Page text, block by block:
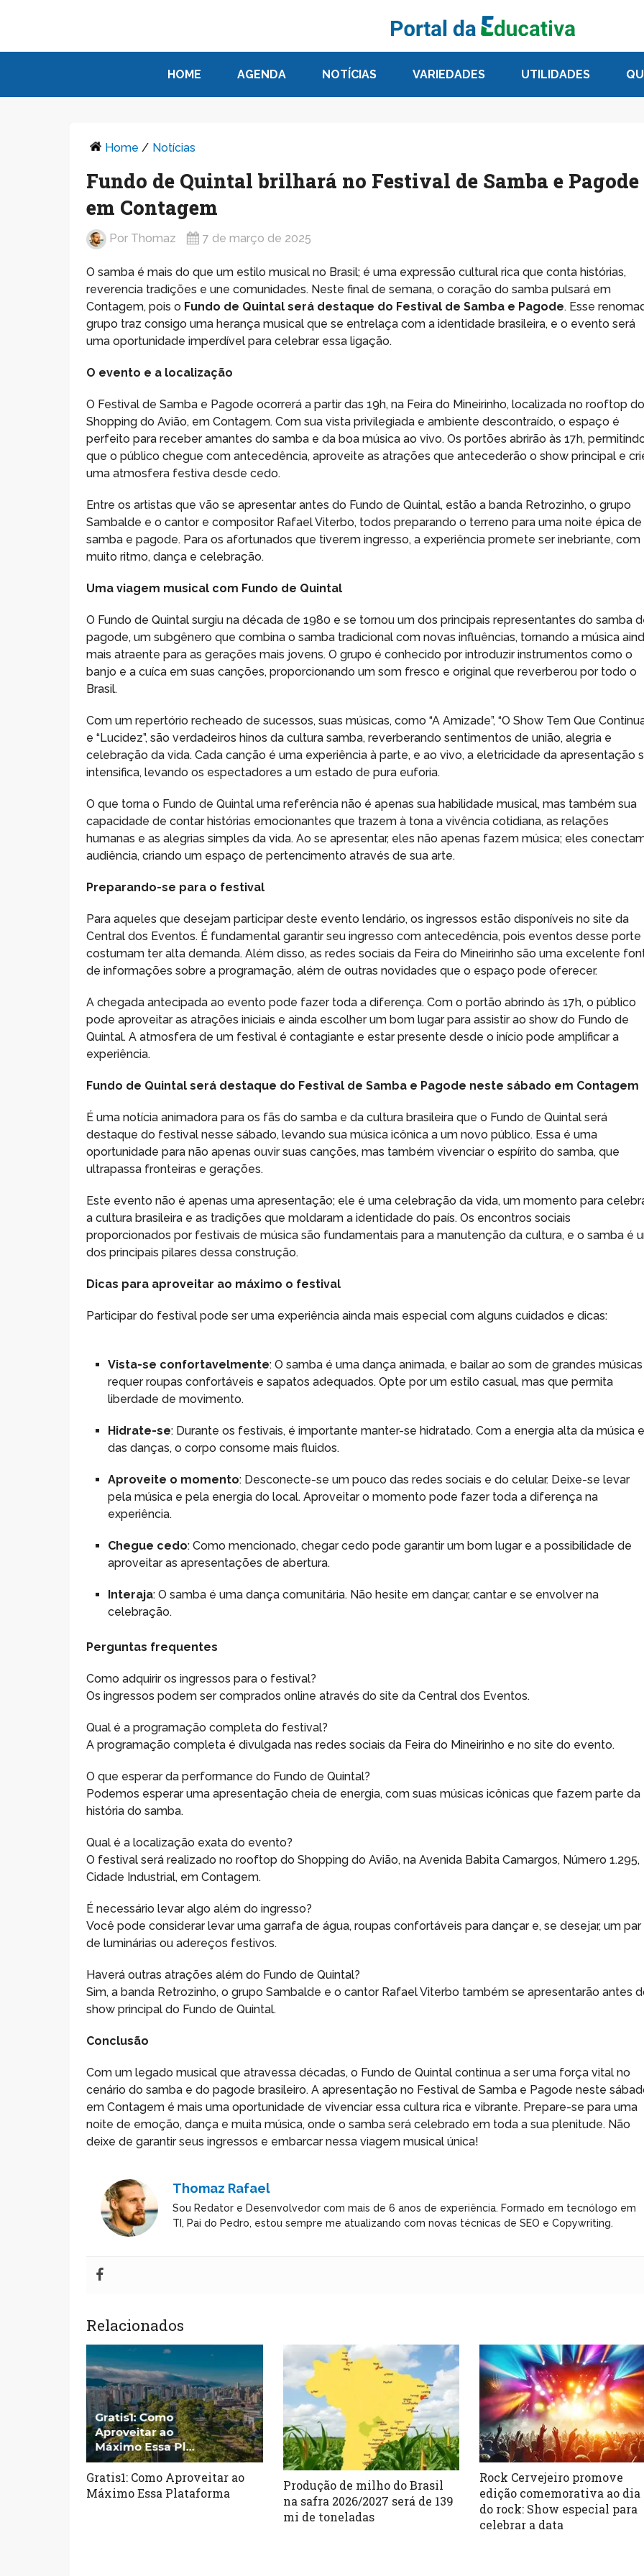
HOME AGENDA NOTÍCIAS VARIEDADES UTILIDADES
Home / Notícias
Fundo de Quintal brilhará no Festival de Samba e Pagode
em Contagem
Por Thomaz 7 de março de 2025
O samba é mais do que um estilo musical no Brasil; é uma expressão cultural rica que conta histórias,
reverencia tradições e une comunidades. Neste final de semana, o coração do samba pulsará em
Contagem, pois o Fundo de Quintal será destaque do Festival de Samba e Pagode. Esse
grupo traz consigo uma herança musical que se entrelaça com a identidade brasileira, e o evento será
uma oportunidade imperdível para celebrar essa ligação.
O evento e a localização
O Festival de Samba e Pagode ocorrerá a partir das 19h, na Feira do Mineirinho, localizada no rooftop
Shopping do Avião, em Contagem. Com sua vista privilegiada e ambiente descontraído, o espaço é
perfeito para receber amantes do samba e da boa música ao vivo. Os portões abrirão às 17h,
que o público chegue com antecedência, aproveite as atrações que antecederão o show principal e
uma atmosfera festiva desde cedo.
Entre os artistas que vão se apresentar antes do Fundo de Quintal, estão a banda Retrozinho, o grupo
Sambalde e o cantor e compositor Rafael Viterbo, todos preparando o terreno para uma noite épica de
samba e pagode. Para os afortunados que tiverem ingresso, a experiência promete ser inebriante, com
muito ritmo, dança e celebração.
Uma viagem musical com Fundo de Quintal
O Fundo de Quintal surgiu na década de 1980 e se tornou um dos principais representantes do samba
pagode, um subgênero que combina o samba tradicional com novas influências, tornando a música
mais atraente para as gerações mais jovens. O grupo é conhecido por introduzir instrumentos como o
banjo e a cuíca em suas canções, proporcionando um som fresco e original que reverberou por todo o
Brasil.
Com um repertório recheado de sucessos, suas músicas, como “A Amizade”, “O Show Tem Que
e “Lucidez”, são verdadeiros hinos da cultura samba, reverberando sentimentos de união, alegria e
celebração da vida. Cada canção é uma experiência à parte, e ao vivo, a eletricidade da apresentação
intensifica, levando os espectadores a um estado de pura euforia.
O que torna o Fundo de Quintal uma referência não é apenas sua habilidade musical, mas também sua
capacidade de contar histórias emocionantes que trazem à tona a vivência cotidiana, as relações
humanas e as alegrias simples da vida. Ao se apresentar, eles não apenas fazem música; eles
audiência, criando um espaço de pertencimento através de sua arte.
Preparando-se para o festival
Para aqueles que desejam participar deste evento lendário, os ingressos estão disponíveis no site da
Central dos Eventos. É fundamental garantir seu ingresso com antecedência, pois eventos desse porte
costumam ter alta demanda. Além disso, as redes sociais da Feira do Mineirinho são uma excelente
de informações sobre a programação, além de outras novidades que o espaço pode oferecer.
A chegada antecipada ao evento pode fazer toda a diferença. Com o portão abrindo às 17h, o público
pode aproveitar as atrações iniciais e ainda escolher um bom lugar para assistir ao show do Fundo de
Quintal. A atmosfera de um festival é contagiante e estar presente desde o início pode amplificar a
experiência.
Fundo de Quintal será destaque do Festival de Samba e Pagode neste sábado em Contagem
É uma notícia animadora para os fãs do samba e da cultura brasileira que o Fundo de Quintal será
destaque do festival nesse sábado, levando sua música icônica a um novo público. Essa é uma
oportunidade para não apenas ouvir suas canções, mas também vivenciar o espírito do samba, que
ultrapassa fronteiras e gerações.
Este evento não é apenas uma apresentação; ele é uma celebração da vida, um momento para
a cultura brasileira e as tradições que moldaram a identidade do país. Os encontros sociais
proporcionados por festivais de música são fundamentais para a manutenção da cultura, e o samba é
dos principais pilares dessa construção.
Dicas para aproveitar ao máximo o festival
Participar do festival pode ser uma experiência ainda mais especial com alguns cuidados e dicas:
Vista-se confortavelmente: O samba é uma dança animada, e bailar ao som de grandes músicas
requer roupas confortáveis e sapatos adequados. Opte por um estilo casual, mas que permita
liberdade de movimento.
Hidrate-se: Durante os festivais, é importante manter-se hidratado. Com a energia alta da música
das danças, o corpo consome mais fluidos.
Aproveite o momento: Desconecte-se um pouco das redes sociais e do celular. Deixe-se levar
pela música e pela energia do local. Aproveitar o momento pode fazer toda a diferença na
experiência.
Chegue cedo: Como mencionado, chegar cedo pode garantir um bom lugar e a possibilidade de
aproveitar as apresentações de abertura.
Interaja: O samba é uma dança comunitária. Não hesite em dançar, cantar e se envolver na
celebração.
Perguntas frequentes
Como adquirir os ingressos para o festival?
Os ingressos podem ser comprados online através do site da Central dos Eventos.
Qual é a programação completa do festival?
A programação completa é divulgada nas redes sociais da Feira do Mineirinho e no site do evento.
O que esperar da performance do Fundo de Quintal?
Podemos esperar uma apresentação cheia de energia, com suas músicas icônicas que fazem parte da
história do samba.
Qual é a localização exata do evento?
O festival será realizado no rooftop do Shopping do Avião, na Avenida Babita Camargos, Número 1.295,
Cidade Industrial, em Contagem.
É necessário levar algo além do ingresso?
Você pode considerar levar uma garrafa de água, roupas confortáveis para dançar e, se desejar, um par
de luminárias ou adereços festivos.
Haverá outras atrações além do Fundo de Quintal?
Sim, a banda Retrozinho, o grupo Sambalde e o cantor Rafael Viterbo também se apresentarão antes
show principal do Fundo de Quintal.
Conclusão
Com um legado musical que atravessa décadas, o Fundo de Quintal continua a ser uma força vital no
cenário do samba e do pagode brasileiro. A apresentação no Festival de Samba e Pagode neste
em Contagem é mais uma oportunidade de vivenciar essa cultura rica e vibrante. Prepare-se para uma
noite de emoção, dança e muita música, onde o samba será celebrado em toda a sua plenitude. Não
deixe de garantir seus ingressos e embarcar nessa viagem musical única!
Thomaz Rafael
Sou Redator e Desenvolvedor com mais de 6 anos de experiência. Formado em tecnólogo em
TI, Pai do Pedro, estou sempre me atualizando com novas técnicas de SEO e Copywriting.
Relacionados
Gratis1: Como Aproveitar ao
Máximo Essa Plataforma
Produção de milho do Brasil
na safra 2026/2027 será de 139
mi de toneladas
Rock Cervejeiro promove
edição comemorativa ao dia
do rock: Show especial para
celebrar a data